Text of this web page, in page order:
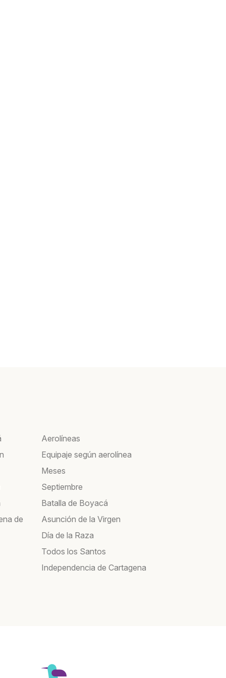
de
Aerolíneas
Equipaje según aerolínea
Meses
Septiembre
Batalla de Boyacá
Asunción de la Virgen
Día de la Raza
Todos los Santos
Independencia de Cartagena